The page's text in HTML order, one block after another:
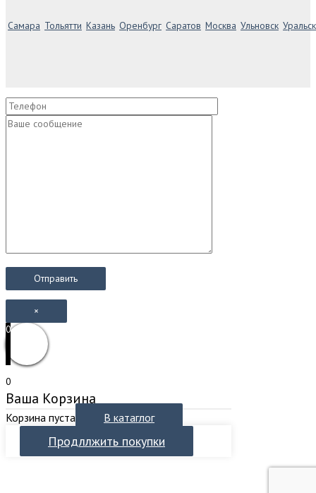
Самара Тольятти Казань Оренбург Саратов Москва Ульновск Уральск
×
0
0
Ваша Корзина
Корзина пуста В катаглог
Продллжить покупки